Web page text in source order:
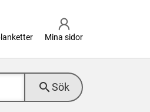
Mina sidor
search Sök